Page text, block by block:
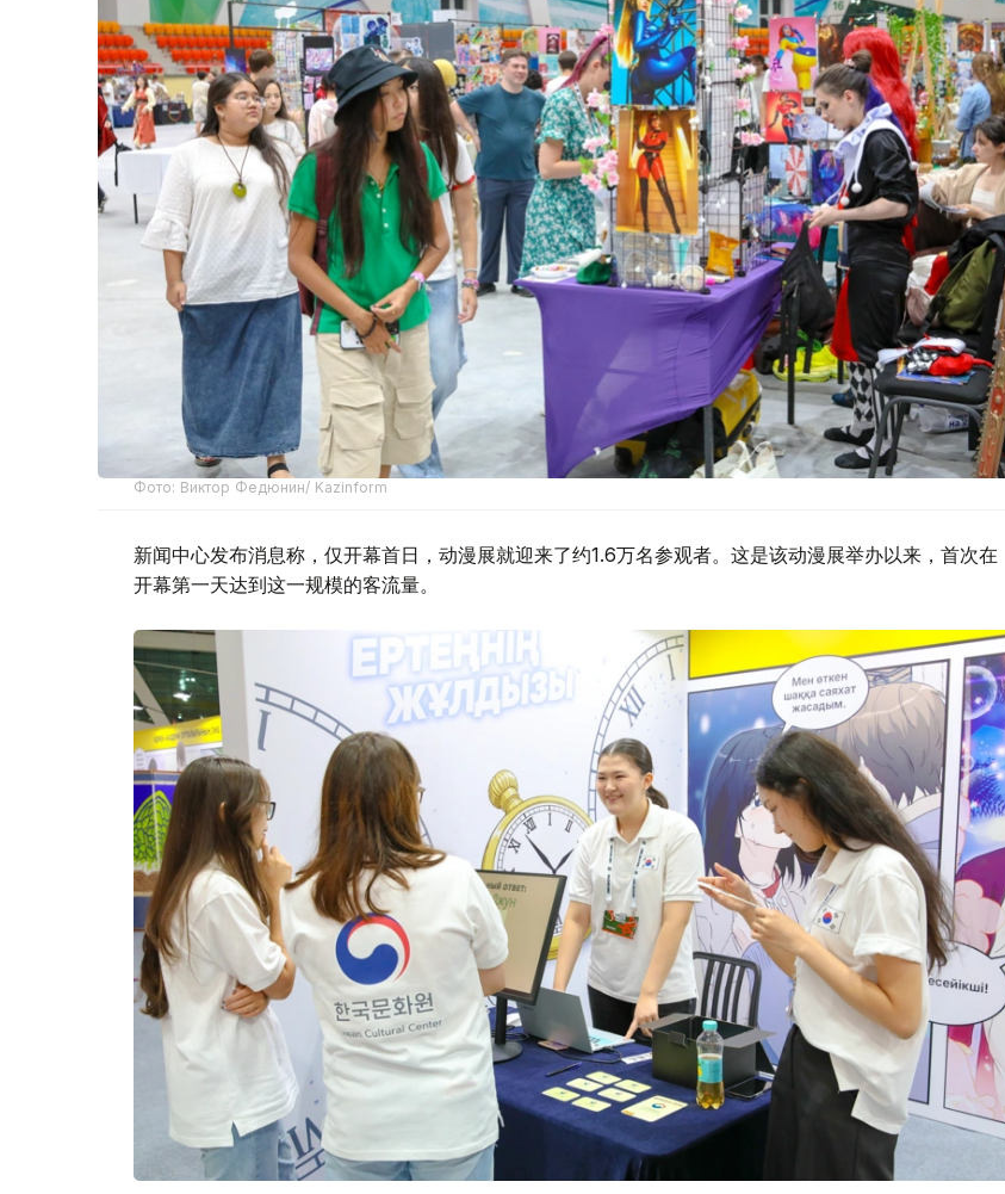
Фото: Виктор Федюнин/ Kazinform
新闻中心发布消息称，仅开幕首日，动漫展就迎来了约1.6万名参观者。这是该动漫展举办以来，首次在
开幕第一天达到这一规模的客流量。